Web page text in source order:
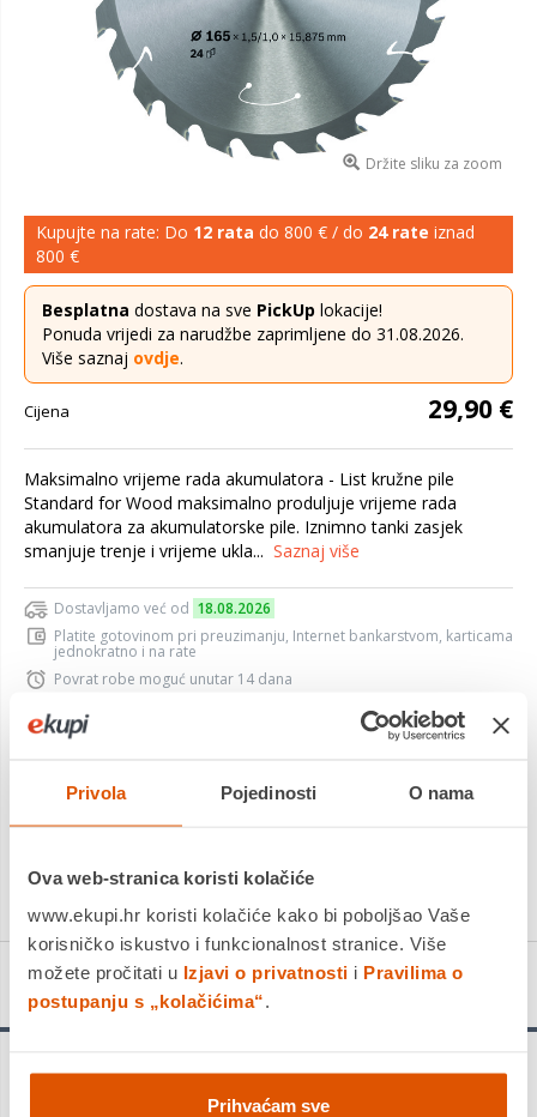
Privola Pojedinosti O nama
Ova web-stranica koristi kolačiće
www.ekupi.hr koristi kolačiće kako bi poboljšao Vaše
korisničko iskustvo i funkcionalnost stranice. Više
možete pročitati u Izjavi o privatnosti i Pravilima o
postupanju s „kolačićima“.
Prihvaćam sve
Držite sliku za zoom
Kupujte na rate: Do 12 rata do 800 € / do 24 rate iznad
800 €
Besplatna dostava na sve PickUp lokacije!
Ponuda vrijedi za narudžbe zaprimljene do 31.08.2026.
Više saznaj ovdje.
Cijena 29,90 €
Maksimalno vrijeme rada akumulatora - List kružne pile
Standard for Wood maksimalno produljuje vrijeme rada
akumulatora za akumulatorske pile. Iznimno tanki zasjek
smanjuje trenje i vrijeme ukla... Saznaj više
Dostavljamo već od 18.08.2026
Platite gotovinom pri preuzimanju, Internet bankarstvom, karticama
jednokratno i na rate
Povrat robe moguć unutar 14 dana
DODAJTE U KOŠARICU
KUPITE ODMAH
Detalji proizvoda
Maksimalno vrijeme rada akumulatora - List kružne pile
Standard for Wood maksimalno produljuje vrijeme rada